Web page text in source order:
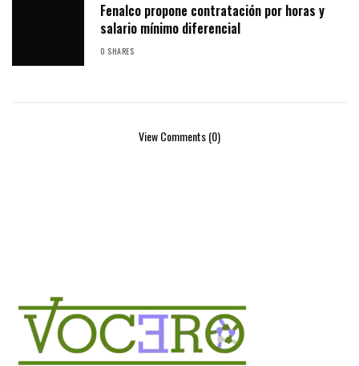
Fenalco propone contratación por horas y
salario mínimo diferencial
0 SHARES
View Comments (0)